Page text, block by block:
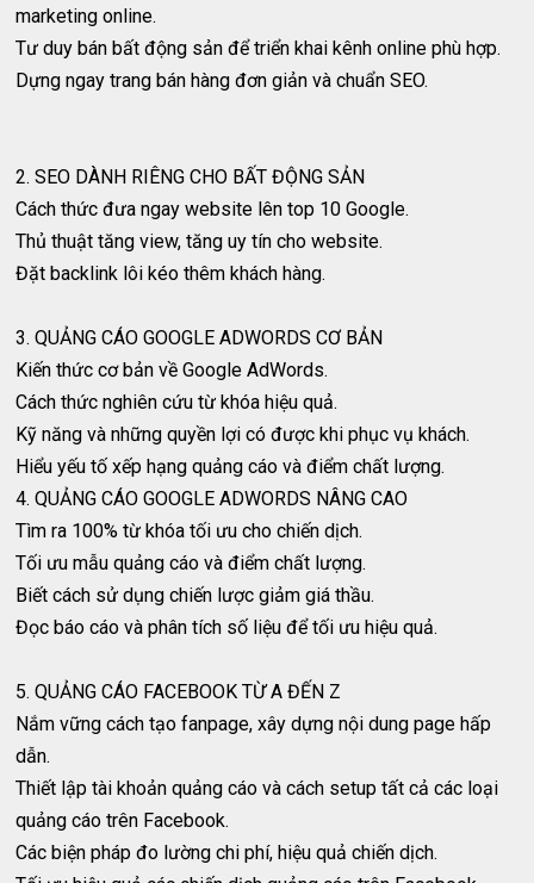
marketing online.
Tư duy bán bất động sản để triển khai kênh online phù hợp.
Dựng ngay trang bán hàng đơn giản và chuẩn SEO.
2. SEO DÀNH RIÊNG CHO BẤT ĐỘNG SẢN
Cách thức đưa ngay website lên top 10 Google.
Thủ thuật tăng view, tăng uy tín cho website.
Đặt backlink lôi kéo thêm khách hàng.
3. QUẢNG CÁO GOOGLE ADWORDS CƠ BẢN
Kiến thức cơ bản về Google AdWords.
Cách thức nghiên cứu từ khóa hiệu quả.
Kỹ năng và những quyền lợi có được khi phục vụ khách.
Hiểu yếu tố xếp hạng quảng cáo và điểm chất lượng.
4. QUẢNG CÁO GOOGLE ADWORDS NÂNG CAO
Tìm ra 100% từ khóa tối ưu cho chiến dịch.
Tối ưu mẫu quảng cáo và điểm chất lượng.
Biết cách sử dụng chiến lược giảm giá thầu.
Đọc báo cáo và phân tích số liệu để tối ưu hiệu quả.
5. QUẢNG CÁO FACEBOOK TỪ A ĐẾN Z
Nắm vững cách tạo fanpage, xây dựng nội dung page hấp
dẫn.
Thiết lập tài khoản quảng cáo và cách setup tất cả các loại
quảng cáo trên Facebook.
Các biện pháp đo lường chi phí, hiệu quả chiến dịch.